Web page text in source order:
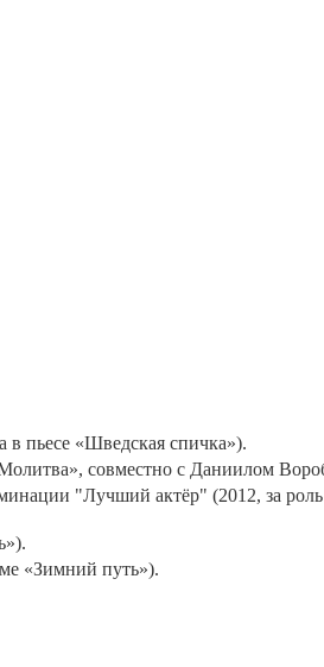
пьесе «Шведская спичка»).
совместно с Даниилом
"Лучший актёр" (2012, за
«Зимний путь»).